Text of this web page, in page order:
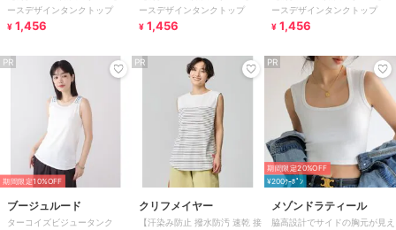
ースデザインタンクトップ
¥ 1,456
ースデザインタンクトップ
¥ 1,456
ースデザインタンクトップ
¥ 1,456
PR
期間限定10%OFF
ブージュルード
ターコイズビジュータンク
PR
クリフメイヤー
【汗染み防止 撥水防汚 速乾 接
PR
期間限定20%OFF
¥200ｸｰﾎﾟﾝ
メゾンドラティール
脇高設計でサイドの胸元が見え